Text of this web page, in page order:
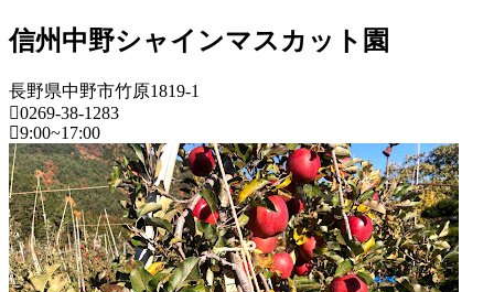
8
月
日
所
ね
っ
と
信州中野シャインマスカット園
長野県中野市竹原1819-1
0269-38-1283
9:00~17:00
長
野
県
果
樹